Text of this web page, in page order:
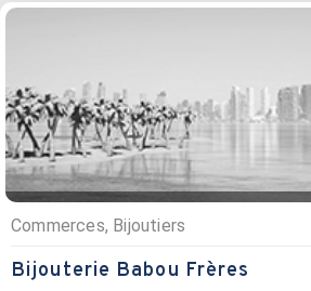
Commerces, Bijoutiers
Bijouterie Babou Frères